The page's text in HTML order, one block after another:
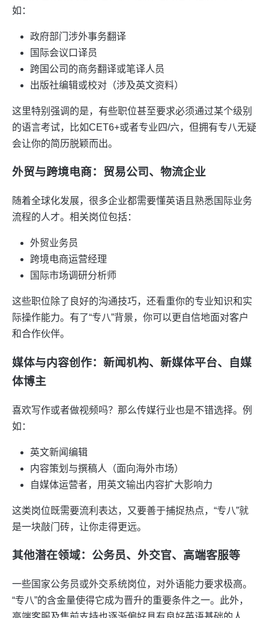
如：
政府部门涉外事务翻译
国际会议口译员
跨国公司的商务翻译或笔译人员
出版社编辑或校对（涉及英文资料）
这里特别强调的是，有些职位甚至要求必须通过某个级别
的语言考试，比如CET6+或者专业四/六，但拥有专八无疑
会让你的简历脱颖而出。
外贸与跨境电商：贸易公司、物流企业
随着全球化发展，很多企业都需要懂英语且熟悉国际业务
流程的人才。相关岗位包括：
外贸业务员
跨境电商运营经理
国际市场调研分析师
这些职位除了良好的沟通技巧，还看重你的专业知识和实
际操作能力。有了“专八”背景，你可以更自信地面对客户
和合作伙伴。
媒体与内容创作：新闻机构、新媒体平台、自媒
体博主
喜欢写作或者做视频吗？那么传媒行业也是不错选择。例
如：
英文新闻编辑
内容策划与撰稿人（面向海外市场）
自媒体运营者，用英文输出内容扩大影响力
这类岗位既需要流利表达，又要善于捕捉热点，“专八”就
是一块敲门砖，让你走得更远。
其他潜在领域：公务员、外交官、高端客服等
一些国家公务员或外交系统岗位，对外语能力要求极高。
“专八”的含金量使得它成为晋升的重要条件之一。此外，